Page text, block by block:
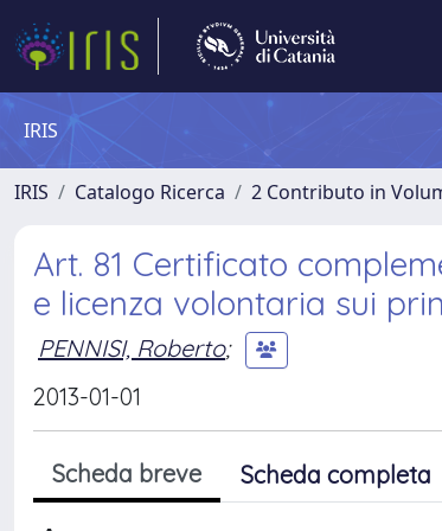
IRIS
IRIS Catalogo Ricerca 2 Contributo in
Art. 81 Certificato
e licenza volontaria sui
PENNISI, Roberto;
2013-01-01
Scheda breve Scheda completa